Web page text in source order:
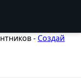
- Создай